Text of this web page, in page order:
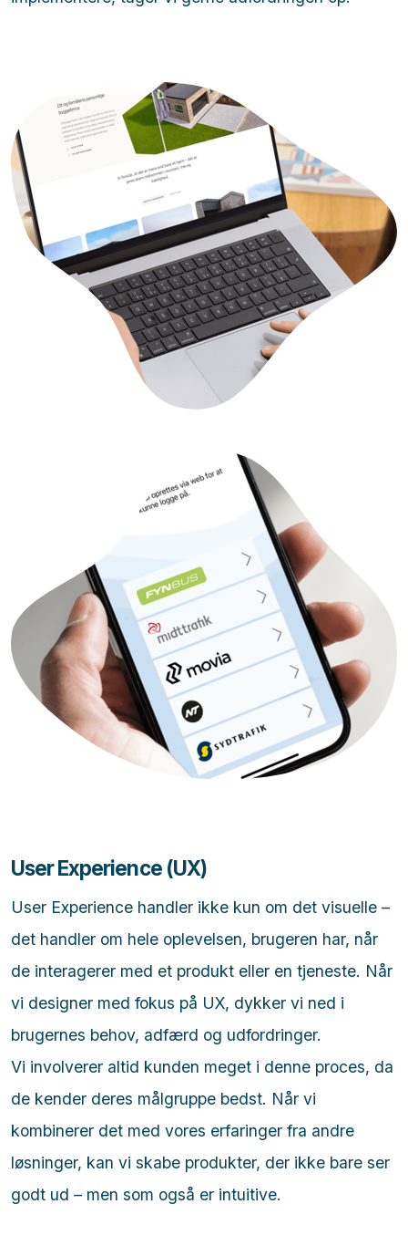
User Experience (UX)
User Experience handler ikke kun om det visuelle –
det handler om hele oplevelsen, brugeren har, når
de interagerer med et produkt eller en tjeneste. Når
vi designer med fokus på UX, dykker vi ned i
brugernes behov, adfærd og udfordringer.
Vi involverer altid kunden meget i denne proces, da
de kender deres målgruppe bedst. Når vi
kombinerer det med vores erfaringer fra andre
løsninger, kan vi skabe produkter, der ikke bare ser
godt ud – men som også er intuitive.